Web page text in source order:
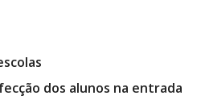
dos alunos na entrada